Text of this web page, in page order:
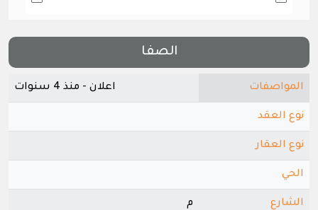
الصفا
المواصفات اعلان - منذ 4 سنوات
نوع العقد
نوع العقار
الحي
الشارع م